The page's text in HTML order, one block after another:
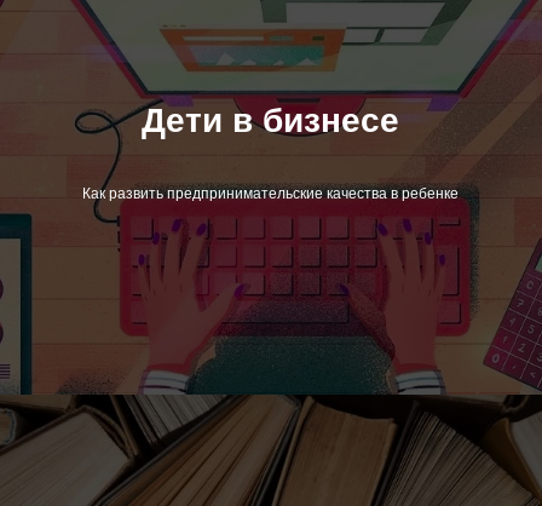
Дети в бизнесе
Как развить предпринимательские качества в ребенке